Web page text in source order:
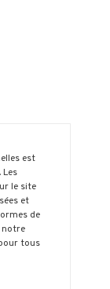
est
Les
le site
et
de
notre
tous